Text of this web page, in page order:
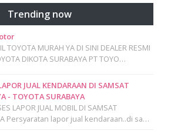
Trending now
TOYOTA MURAH YA DI SINI DEALER RESMI
DIKOTA SURABAYA PT TOYO…
JUAL KENDARAAN DI SAMSAT
- TOYOTA SURABAYA
LAPOR JUAL MOBIL DI SAMSAT
Persyaratan lapor jual kendaraan..di sa…